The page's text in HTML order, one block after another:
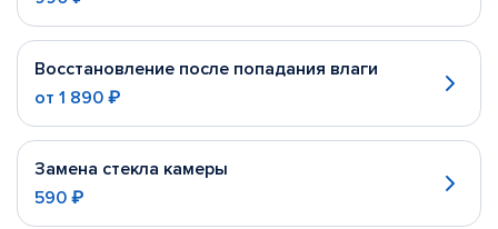
Восстановление после попадания влаги
от 1 890 ₽
Замена стекла камеры
590 ₽